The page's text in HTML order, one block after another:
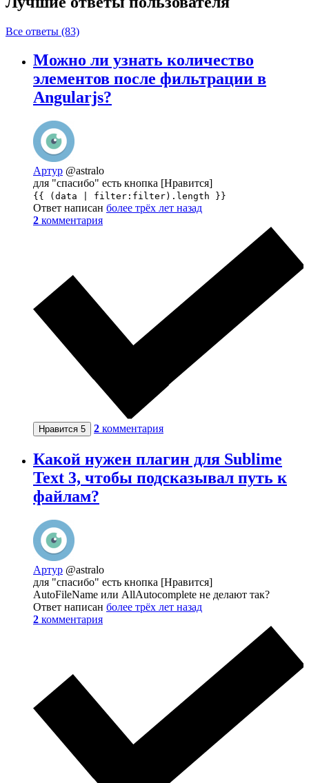
Все ответы (83)
Можно ли узнать количество
элементов после фильтрации в
Angularjs?
Артур @astralo
для "спасибо" есть кнопка [Нравится]
{{ (data | filter:filter).length }}
Ответ написан более трёх лет назад
2 комментария
Нравится 5 2 комментария
Какой нужен плагин для Sublime
Text 3, чтобы подсказывал путь к
файлам?
Артур @astralo
для "спасибо" есть кнопка [Нравится]
AutoFileName или AllAutocomplete не делают так?
Ответ написан более трёх лет назад
2 комментария